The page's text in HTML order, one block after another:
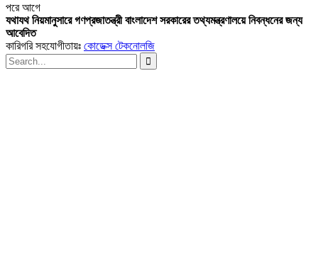
পরেআগে
যথাযথ নিয়মানুসারে গণপ্রজাতন্ত্রী বাংলাদেশ সরকারের তথ্যমন্ত্রণালয়ে নিবন্ধনের জন্য
আবেদিত
কারিগরি সহযোগীতায়ঃ কোডেক্স টেকনোলজি